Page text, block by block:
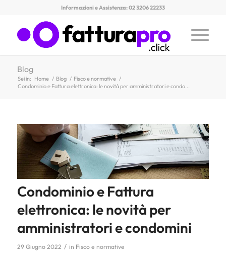
Informazioni e Assistenza: 02 3206 22233
Blog
Sei in: Home / Blog / Fisco e normative /
Condominio e Fattura elettronica: le novità per amministratori e condo...
Condominio e Fattura
elettronica: le novità per
amministratori e condomini
29 Giugno 2022 / in Fisco e normative